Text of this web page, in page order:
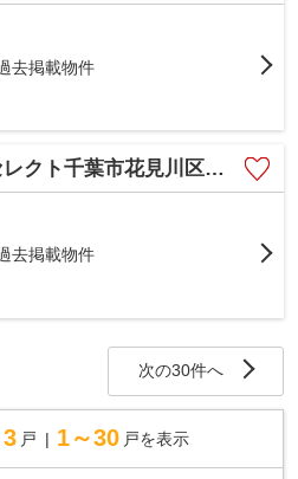
去掲載物件
ト千葉市花見川区畑町 A号棟
去掲載物件
次の30件へ
3 戸 1～30 戸を表示